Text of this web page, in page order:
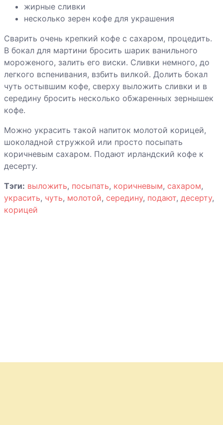
жирные сливки
несколько зерен кофе для украшения
Сварить очень крепкий кофе с сахаром, процедить.
В бокал для мартини бросить шарик ванильного
мороженого, залить его виски. Сливки немного, до
легкого вспенивания, взбить вилкой. Долить бокал
чуть остывшим кофе, сверху выложить сливки и в
середину бросить несколько обжаренных зернышек
кофе.
Можно украсить такой напиток молотой корицей,
шоколадной стружкой или просто посыпать
коричневым сахаром. Подают ирландский кофе к
десерту.
Тэги: выложить, посыпать, коричневым, сахаром,
украсить, чуть, молотой, середину, подают, десерту,
корицей